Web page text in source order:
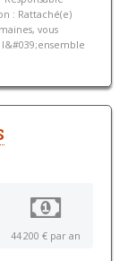
: Rattaché(e)
vous
44 200 € par an